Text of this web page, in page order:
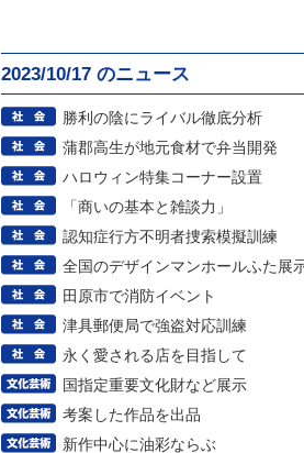
2023/10/17 のニュース
勝利の陰にライバル徹底分析
蒲郡高生が地元食材で弁当開発
ハロウィン特集コーナー設置
「商いの基本と雑談力」
認知症行方不明者捜索模擬訓練
全国のデザインマンホールふた展
田原市で消防イベント
津具郵便局で強盗対応訓練
永く愛される店を目指して
国指定重要文化財など展示
考案した作品を出品
新作中心に油彩ならぶ